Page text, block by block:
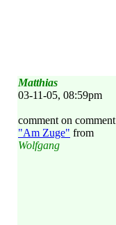
Matthias
03-11-05, 08:59pm
comment on comment
"Am Zuge" from
Wolfgang